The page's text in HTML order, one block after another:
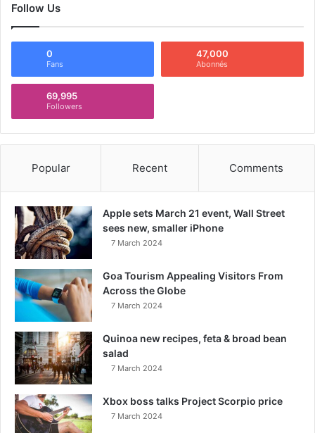
Follow Us
0
Fans
47,000
Abonnés
69,995
Followers
Popular Recent Comments
Apple sets March 21 event, Wall Street
sees new, smaller iPhone
7 March 2024
Goa Tourism Appealing Visitors From
Across the Globe
7 March 2024
Quinoa new recipes, feta & broad bean
salad
7 March 2024
Xbox boss talks Project Scorpio price
7 March 2024